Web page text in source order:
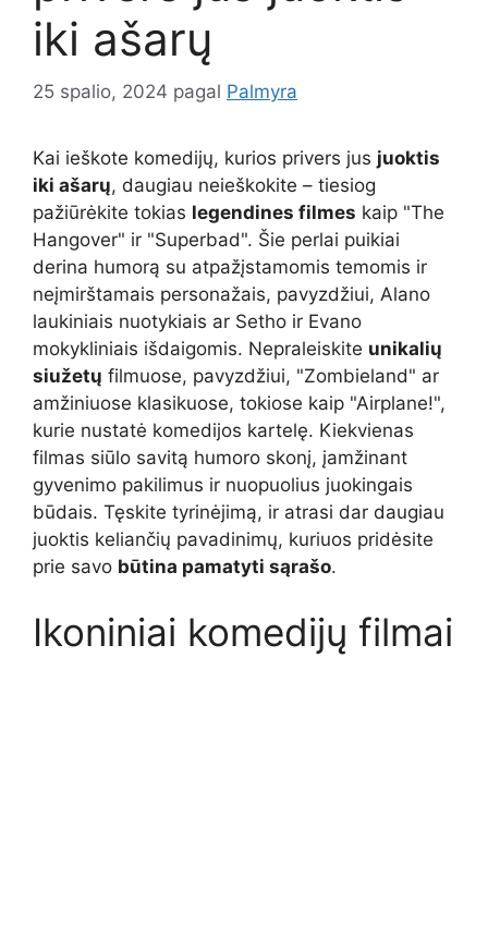
iki ašarų
25 spalio, 2024 pagal Palmyra
Kai ieškote komedijų, kurios privers jus juoktis
iki ašarų, daugiau neieškokite – tiesiog
pažiūrėkite tokias legendines filmes kaip "The
Hangover" ir "Superbad". Šie perlai puikiai
derina humorą su atpažįstamomis temomis ir
neįmirštamais personažais, pavyzdžiui, Alano
laukiniais nuotykiais ar Setho ir Evano
mokykliniais išdaigomis. Nepraleiskite unikalių
siužetų filmuose, pavyzdžiui, "Zombieland" ar
amžiniuose klasikuose, tokiose kaip "Airplane!",
kurie nustatė komedijos kartelę. Kiekvienas
filmas siūlo savitą humoro skonį, įamžinant
gyvenimo pakilimus ir nuopuolius juokingais
būdais. Tęskite tyrinėjimą, ir atrasi dar daugiau
juoktis keliančių pavadinimų, kuriuos pridėsite
prie savo būtina pamatyti sąrašo.
Ikoniniai komedijų filmai